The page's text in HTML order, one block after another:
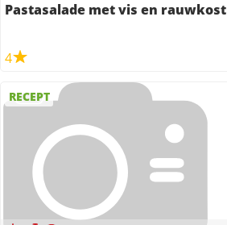
Pastasalade met vis en rauwkost
4
RECEPT